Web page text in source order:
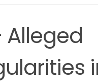
Alleged